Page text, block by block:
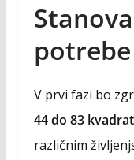
potrebe
V prvi fazi bo
44 do 83
različnim